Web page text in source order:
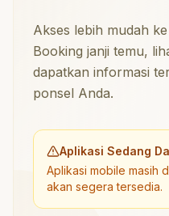
Akses lebih mudah
Booking janji temu,
dapatkan informasi
ponsel Anda.
Aplikasi Sedang
Aplikasi mobile masih
akan segera tersedia.